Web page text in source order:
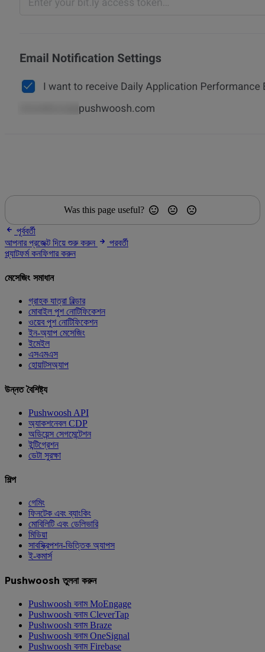
Was this page useful?
পূর্ববর্তী
আপনার প্রজেক্ট দিয়ে শুরু করুন
পরবর্তী
প্ল্যাটফর্ম কনফিগার করুন
মেসেজিং সমাধান
গ্রাহক যাত্রা বিল্ডার
মোবাইল পুশ নোটিফিকেশন
ওয়েব পুশ নোটিফিকেশন
ইন-অ্যাপ মেসেজিং
ইমেইল
এসএমএস
হোয়াটসঅ্যাপ
উন্নত বৈশিষ্ট্য
Pushwoosh API
অ্যাকশনেবল CDP
অডিয়েন্স সেগমেন্টেশন
ইন্টিগ্রেশন
ডেটা সুরক্ষা
শিল্প
গেমিং
ফিনটেক এবং ব্যাংকিং
মোবিলিটি এবং ডেলিভারি
মিডিয়া
সাবস্ক্রিপশন-ভিত্তিক অ্যাপস
ই-কমার্স
Pushwoosh তুলনা করুন
Pushwoosh বনাম MoEngage
Pushwoosh বনাম CleverTap
Pushwoosh বনাম Braze
Pushwoosh বনাম OneSignal
Pushwoosh বনাম Firebase